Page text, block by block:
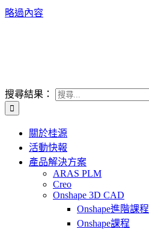
略過內容
搜尋結果：
關於桂源
活動快報
產品解決方案
ARAS PLM
Creo
Onshape 3D CAD
Onshape進階課程
Onshape課程